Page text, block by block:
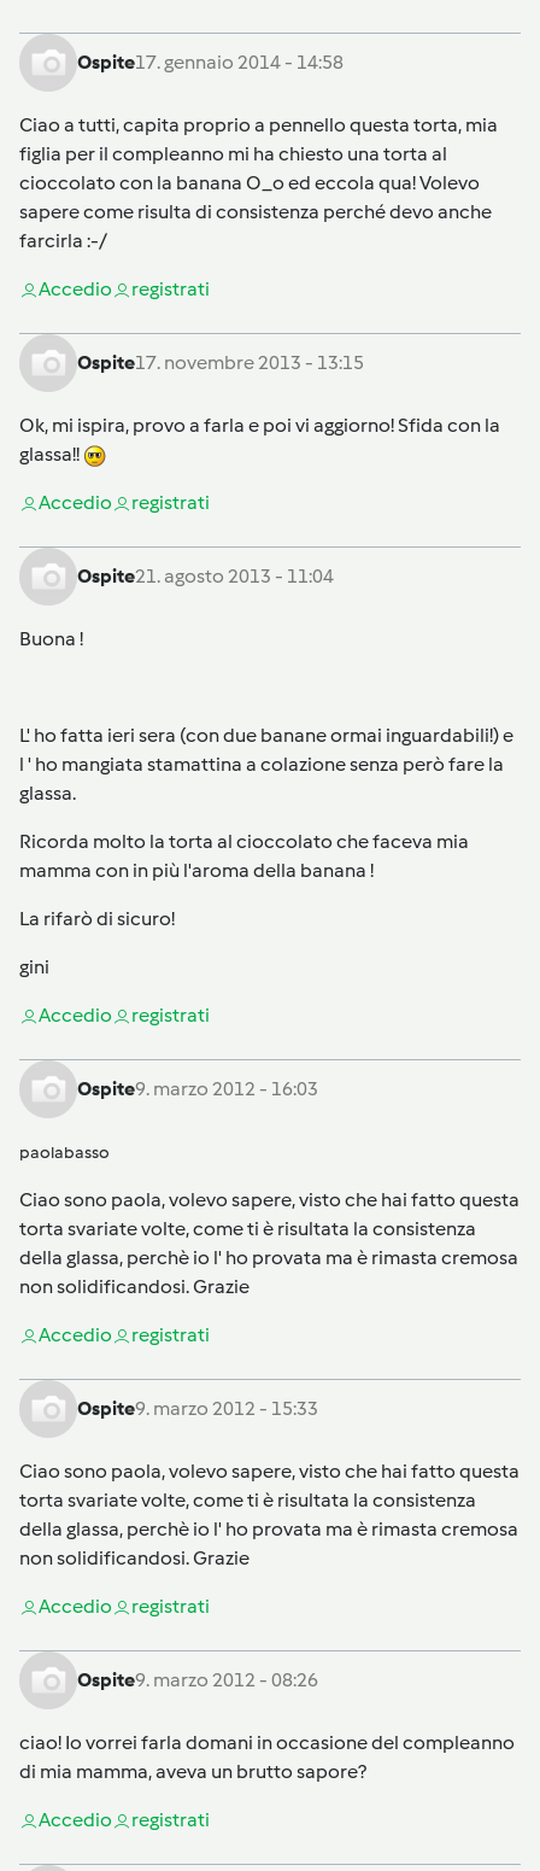
Ospite17. gennaio 2014 - 14:58
Ciao a tutti, capita proprio a pennello questa torta, mia
figlia per il compleanno mi ha chiesto una torta al
cioccolato con la banana O_o ed eccola qua! Volevo
sapere come risulta di consistenza perché devo anche
farcirla :-/
Accedio registrati
Ospite17. novembre 2013 - 13:15
Ok, mi ispira, provo a farla e poi vi aggiorno! Sfida con la
glassa!!
Accedio registrati
Ospite21. agosto 2013 - 11:04
Buona !
L' ho fatta ieri sera (con due banane ormai inguardabili!) e
l ' ho mangiata stamattina a colazione senza però fare la
glassa.
Ricorda molto la torta al cioccolato che faceva mia
mamma con in più l'aroma della banana !
La rifarò di sicuro!
gini
Accedio registrati
Ospite9. marzo 2012 - 16:03
paolabasso
Ciao sono paola, volevo sapere, visto che hai fatto questa
torta svariate volte, come ti è risultata la consistenza
della glassa, perchè io l' ho provata ma è rimasta cremosa
non solidificandosi. Grazie
Accedio registrati
Ospite9. marzo 2012 - 15:33
Ciao sono paola, volevo sapere, visto che hai fatto questa
torta svariate volte, come ti è risultata la consistenza
della glassa, perchè io l' ho provata ma è rimasta cremosa
non solidificandosi. Grazie
Accedio registrati
Ospite9. marzo 2012 - 08:26
ciao! Io vorrei farla domani in occasione del compleanno
di mia mamma, aveva un brutto sapore?
Accedio registrati